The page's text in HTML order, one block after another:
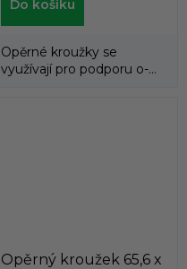
Do košíku
Opěrné kroužky se
využívají pro podporu o-
Opěrný kroužek 65,6 x